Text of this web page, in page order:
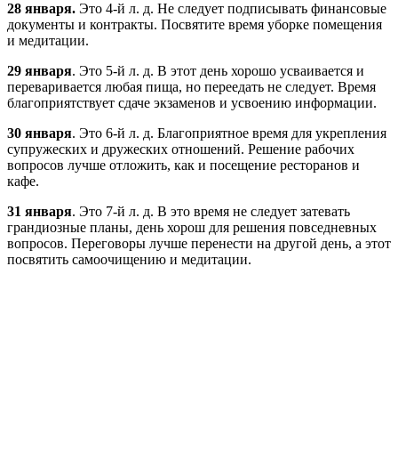
28 января. Это 4-й л. д. Не следует подписывать финансовые
документы и контракты. Посвятите время уборке помещения
и медитации.
29 января. Это 5-й л. д. В этот день хорошо усваивается и
переваривается любая пища, но переедать не следует. Время
благоприятствует сдаче экзаменов и усвоению информации.
30 января. Это 6-й л. д. Благоприятное время для укрепления
супружеских и дружеских отношений. Решение рабочих
вопросов лучше отложить, как и посещение ресторанов и
кафе.
31 января. Это 7-й л. д. В это время не следует затевать
грандиозные планы, день хорош для решения повседневных
вопросов. Переговоры лучше перенести на другой день, а этот
посвятить самоочищению и медитации.